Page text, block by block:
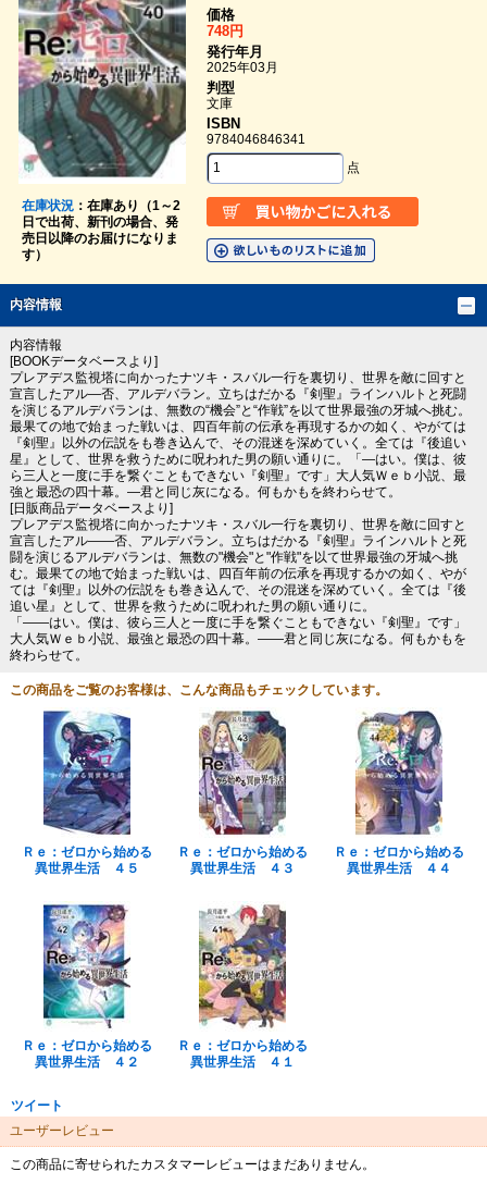
在庫状況：在庫あり（1～2
日で出荷、新刊の場合、発
売日以降のお届けになりま
す）
価格
748円
発行年月
2025年03月
判型
文庫
ISBN
9784046846341
点
内容情報
内容情報
[BOOKデータベースより]
プレアデス監視塔に向かったナツキ・スバル一行を裏切り、世界を敵に回すと
宣言したアル―否、アルデバラン。立ちはだかる『剣聖』ラインハルトと死闘
を演じるアルデバランは、無数の“機会”と“作戦”を以て世界最強の牙城へ挑む。
最果ての地で始まった戦いは、四百年前の伝承を再現するかの如く、やがては
『剣聖』以外の伝説をも巻き込んで、その混迷を深めていく。全ては『後追い
星』として、世界を救うために呪われた男の願い通りに。「―はい。僕は、彼
ら三人と一度に手を繋ぐこともできない『剣聖』です」大人気Ｗｅｂ小説、最
強と最恐の四十幕。―君と同じ灰になる。何もかもを終わらせて。
[日販商品データベースより]
プレアデス監視塔に向かったナツキ・スバル一行を裏切り、世界を敵に回すと
宣言したアル――否、アルデバラン。立ちはだかる『剣聖』ラインハルトと死
闘を演じるアルデバランは、無数の"機会"と"作戦"を以て世界最強の牙城へ挑
む。最果ての地で始まった戦いは、四百年前の伝承を再現するかの如く、やが
ては『剣聖』以外の伝説をも巻き込んで、その混迷を深めていく。全ては『後
追い星』として、世界を救うために呪われた男の願い通りに。
「――はい。僕は、彼ら三人と一度に手を繋ぐこともできない『剣聖』です」
大人気Ｗｅｂ小説、最強と最恐の四十幕。――君と同じ灰になる。何もかもを
終わらせて。
この商品をご覧のお客様は、こんな商品もチェックしています。
Ｒｅ：ゼロから始める
異世界生活 ４５
Ｒｅ：ゼロから始める
異世界生活 ４３
Ｒｅ：ゼロから始める
異世界生活 ４４
Ｒｅ：ゼロから始める
異世界生活 ４２
Ｒｅ：ゼロから始める
異世界生活 ４１
ツイート
ユーザーレビュー
この商品に寄せられたカスタマーレビューはまだありません。